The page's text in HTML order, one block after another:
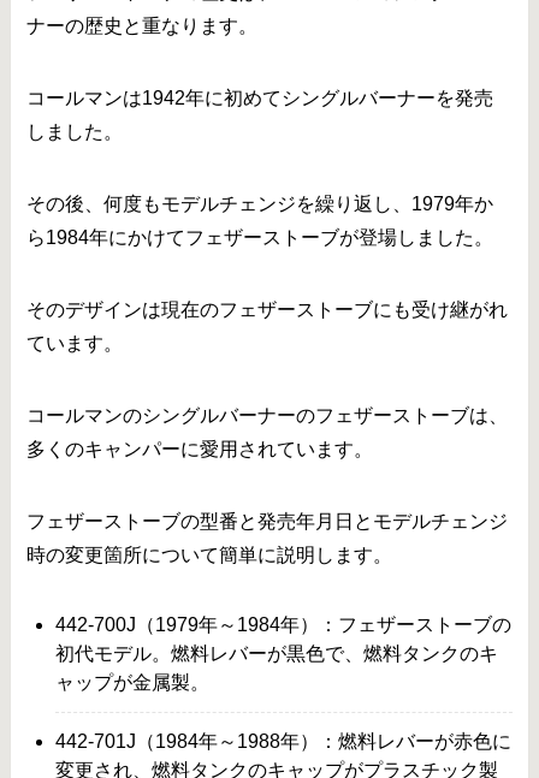
ナーの歴史と重なります。
コールマンは1942年に初めてシングルバーナーを発売
しました。
その後、何度もモデルチェンジを繰り返し、1979年か
ら1984年にかけてフェザーストーブが登場しました。
そのデザインは現在のフェザーストーブにも受け継がれ
ています。
コールマンのシングルバーナーのフェザーストーブは、
多くのキャンパーに愛用されています。
フェザーストーブの型番と発売年月日とモデルチェンジ
時の変更箇所について簡単に説明します。
442-700J（1979年～1984年）：フェザーストーブの
初代モデル。燃料レバーが黒色で、燃料タンクのキ
ャップが金属製。
442-701J（1984年～1988年）：燃料レバーが赤色に
変更され、燃料タンクのキャップがプラスチック製